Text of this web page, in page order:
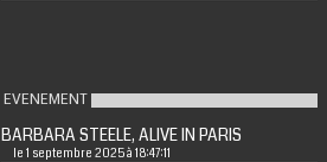
EVENEMENT
BARBARA STEELE, ALIVE IN PARIS
le 1 septembre 2025 à 18:47:11